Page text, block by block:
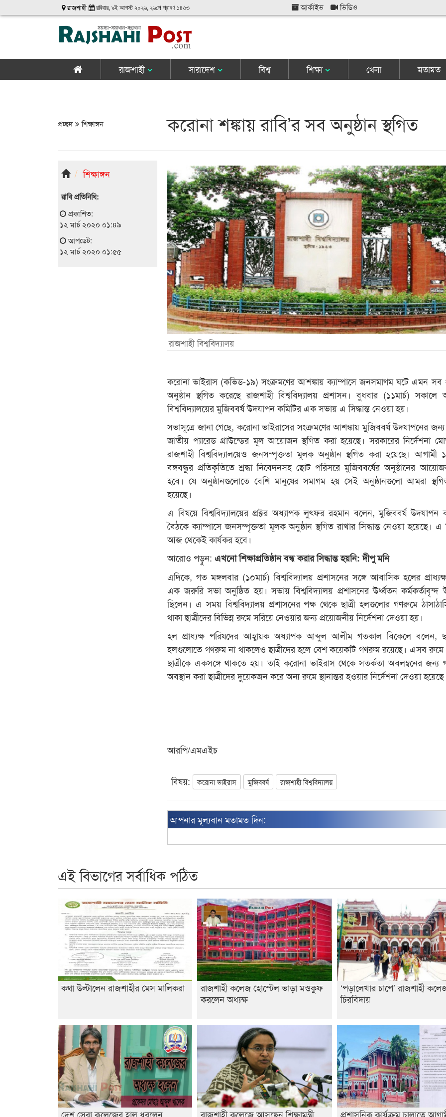
রাজশাহী রবিবার, ৯ই আগস্ট ২০২৬, ২৬শে শ্রাবণ ১৪৩৩ আর্কাইভ ভিডিও
রাজশাহী সারাদেশ বিশ্ব শিক্ষা খেলা মতামত
প্রচ্ছদ শিক্ষাঙ্গন করোনা শঙ্কায় রাবি’র সব অনুষ্ঠান স্থগিত
শিক্ষাঙ্গন
রাবি প্রতিনিধি:
প্রকাশিত:
১২ মার্চ ২০২০ ০১:৪৯
আপডেট:
১২ মার্চ ২০২০ ০১:৫৫
রাজশাহী বিশ্ববিদ্যালয়
করোনা ভাইরাস (কভিড-১৯) সংক্রমণের আশঙ্কায় ক্যাম্পাসে জনসমাগম ঘটে এমন সব
অনুষ্ঠান স্থগিত করেছে রাজশাহী বিশ্ববিদ্যালয় প্রশাসন। বুধবার (১১মার্চ) সকালে
বিশ্ববিদ্যালয়ের মুজিববর্ষ উদযাপন কমিটির এক সভায় এ সিদ্ধান্ত নেওয়া হয়।
সভাসূত্রে জানা গেছে, করোনা ভাইরাসের সংক্রমণের আশঙ্কায় মুজিববর্ষ উদযাপনের
জাতীয় প্যারেড গ্রাউন্ডের মূল আয়োজন স্থগিত করা হয়েছে। সরকারের নির্দেশনা
রাজশাহী বিশ্ববিদ্যালয়েও জনসম্পৃক্ততা মূলক অনুষ্ঠান স্থগিত করা হয়েছে। আগামী
বঙ্গবন্ধুর প্রতিকৃতিতে শ্রদ্ধা নিবেদনসহ ছোট পরিসরে মুজিববর্ষের অনুষ্ঠানের
হবে। যে অনুষ্ঠানগুলোতে বেশি মানুষের সমাগম হয় সেই অনুষ্ঠানগুলো আমরা
হয়েছে।
এ বিষয়ে বিশ্ববিদ্যালয়ের প্রক্টর অধ্যাপক লুৎফর রহমান বলেন, মুজিববর্ষ উদযাপন
বৈঠকে ক্যাম্পাসে জনসম্পৃক্ততা মূলক অনুষ্ঠান স্থগিত রাখার সিদ্ধান্ত নেওয়া হয়েছে। এ
আজ থেকেই কার্যকর হবে।
আরোও পড়ুন: এখনো শিক্ষাপ্রতিষ্ঠান বন্ধ করার সিদ্ধান্ত হয়নি: দীপু মনি
এদিকে, গত মঙ্গলবার (১০মার্চ) বিশ্ববিদ্যালয় প্রশাসনের সঙ্গে আবাসিক হলের
এক জরুরি সভা অনুষ্ঠিত হয়। সভায় বিশ্ববিদ্যালয় প্রশাসনের উর্ধ্বতন কর্মকর্তাবৃন্দ
ছিলেন। এ সময় বিশ্ববিদ্যালয় প্রশাসনের পক্ষ থেকে ছাত্রী হলগুলোর গণরুমে
থাকা ছাত্রীদের বিভিন্ন রুমে সরিয়ে নেওয়ার জন্য প্রয়োজনীয় নির্দেশনা দেওয়া হয়।
হল প্রাধ্যক্ষ পরিষদের আহ্বায়ক অধ্যাপক আব্দুল আলীম গতকাল বিকেলে বলেন,
হলগুলোতে গণরুম না থাকলেও ছাত্রীদের হলে বেশ কয়েকটি গণরুম রয়েছে। এসব
ছাত্রীকে একসঙ্গে থাকতে হয়। তাই করোনা ভাইরাস থেকে সতর্কতা অবলম্বনের জন্য
অবস্থান করা ছাত্রীদের দুয়েকজন করে অন্য রুমে স্থানান্তর হওয়ার নির্দেশনা দেওয়া
আরপি/এমএইচ
বিষয়: করোনা ভাইরাস মুজিববর্ষ রাজশাহী বিশ্ববিদ্যালয়
আপনার মূল্যবান মতামত দিন:
এই বিভাগের সর্বাধিক পঠিত
কথা উল্টালেন রাজশাহীর মেস মালিকরা
রাজশাহী কলেজ হোস্টেল ভাড়া মওকুফ
করলেন অধ্যক্ষ
‘পড়ালেখার চাপে’ রাজশাহী
চিরবিদায়
দেশ সেরা কলেজের হাল ধরলেন রাজশাহী কলেজে আসছেন শিক্ষামন্ত্রী প্রশাসনিক কার্যক্রম চালাতে